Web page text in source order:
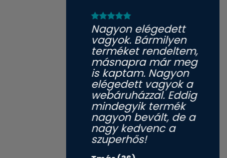
Nagyon elégedett
vagyok. Bármilyen
terméket rendeltem,
másnapra már meg
is kaptam. Nagyon
elégedett vagyok a
webáruházzal. Eddig
mindegyik termék
nagyon bevált, de a
nagy kedvenc a
szuperhős!